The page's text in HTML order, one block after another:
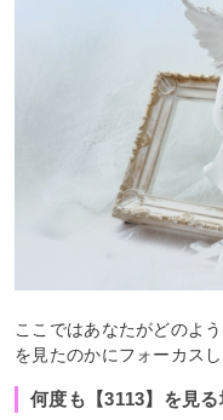
ここではあなたがどのよ
を見たのかにフォーカス
何度も【3113】を見る